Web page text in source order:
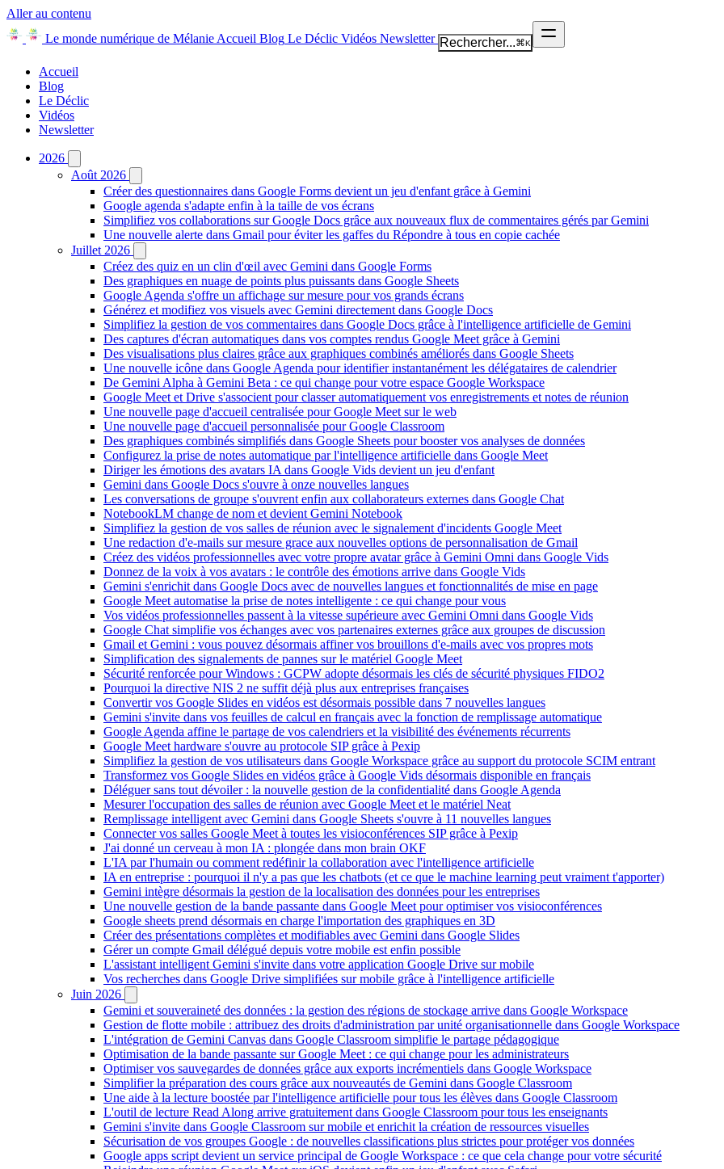
Aller au contenu
Le monde numérique de Mélanie Accueil Blog Le Déclic Vidéos Newsletter Rechercher...⌘K
Accueil
Blog
Le Déclic
Vidéos
Newsletter
2026
Août 2026
Créer des questionnaires dans Google Forms devient un jeu d'enfant grâce à Gemini
Google agenda s'adapte enfin à la taille de vos écrans
Simplifiez vos collaborations sur Google Docs grâce aux nouveaux flux de commentaires gérés par Gemini
Une nouvelle alerte dans Gmail pour éviter les gaffes du Répondre à tous en copie cachée
Juillet 2026
Créez des quiz en un clin d'œil avec Gemini dans Google Forms
Des graphiques en nuage de points plus puissants dans Google Sheets
Google Agenda s'offre un affichage sur mesure pour vos grands écrans
Générez et modifiez vos visuels avec Gemini directement dans Google Docs
Simplifiez la gestion de vos commentaires dans Google Docs grâce à l'intelligence artificielle de Gemini
Des captures d'écran automatiques dans vos comptes rendus Google Meet grâce à Gemini
Des visualisations plus claires grâce aux graphiques combinés améliorés dans Google Sheets
Une nouvelle icône dans Google Agenda pour identifier instantanément les délégataires de calendrier
De Gemini Alpha à Gemini Beta : ce qui change pour votre espace Google Workspace
Google Meet et Drive s'associent pour classer automatiquement vos enregistrements et notes de réunion
Une nouvelle page d'accueil centralisée pour Google Meet sur le web
Une nouvelle page d'accueil personnalisée pour Google Classroom
Des graphiques combinés simplifiés dans Google Sheets pour booster vos analyses de données
Configurez la prise de notes automatique par l'intelligence artificielle dans Google Meet
Diriger les émotions des avatars IA dans Google Vids devient un jeu d'enfant
Gemini dans Google Docs s'ouvre à onze nouvelles langues
Les conversations de groupe s'ouvrent enfin aux collaborateurs externes dans Google Chat
NotebookLM change de nom et devient Gemini Notebook
Simplifiez la gestion de vos salles de réunion avec le signalement d'incidents Google Meet
Une redaction d'e-mails sur mesure grace aux nouvelles options de personnalisation de Gmail
Créez des vidéos professionnelles avec votre propre avatar grâce à Gemini Omni dans Google Vids
Donnez de la voix à vos avatars : le contrôle des émotions arrive dans Google Vids
Gemini s'enrichit dans Google Docs avec de nouvelles langues et fonctionnalités de mise en page
Google Meet automatise la prise de notes intelligente : ce qui change pour vous
Vos vidéos professionnelles passent à la vitesse supérieure avec Gemini Omni dans Google Vids
Google Chat simplifie vos échanges avec vos partenaires externes grâce aux groupes de discussion
Gmail et Gemini : vous pouvez désormais affiner vos brouillons d'e-mails avec vos propres mots
Simplification des signalements de pannes sur le matériel Google Meet
Sécurité renforcée pour Windows : GCPW adopte désormais les clés de sécurité physiques FIDO2
Pourquoi la directive NIS 2 ne suffit déjà plus aux entreprises françaises
Convertir vos Google Slides en vidéos est désormais possible dans 7 nouvelles langues
Gemini s'invite dans vos feuilles de calcul en français avec la fonction de remplissage automatique
Google Agenda affine le partage de vos calendriers et la visibilité des événements récurrents
Google Meet hardware s'ouvre au protocole SIP grâce à Pexip
Simplifiez la gestion de vos utilisateurs dans Google Workspace grâce au support du protocole SCIM entrant
Transformez vos Google Slides en vidéos grâce à Google Vids désormais disponible en français
Déléguer sans tout dévoiler : la nouvelle gestion de la confidentialité dans Google Agenda
Mesurer l'occupation des salles de réunion avec Google Meet et le matériel Neat
Remplissage intelligent avec Gemini dans Google Sheets s'ouvre à 11 nouvelles langues
Connecter vos salles Google Meet à toutes les visioconférences SIP grâce à Pexip
J'ai donné un cerveau à mon IA : plongée dans mon brain OKF
L'IA par l'humain ou comment redéfinir la collaboration avec l'intelligence artificielle
IA en entreprise : pourquoi il n'y a pas que les chatbots (et ce que le machine learning peut vraiment t'apporter)
Gemini intègre désormais la gestion de la localisation des données pour les entreprises
Une nouvelle gestion de la bande passante dans Google Meet pour optimiser vos visioconférences
Google sheets prend désormais en charge l'importation des graphiques en 3D
Créer des présentations complètes et modifiables avec Gemini dans Google Slides
Gérer un compte Gmail délégué depuis votre mobile est enfin possible
L'assistant intelligent Gemini s'invite dans votre application Google Drive sur mobile
Vos recherches dans Google Drive simplifiées sur mobile grâce à l'intelligence artificielle
Juin 2026
Gemini et souveraineté des données : la gestion des régions de stockage arrive dans Google Workspace
Gestion de flotte mobile : attribuez des droits d'administration par unité organisationnelle dans Google Workspace
L'intégration de Gemini Canvas dans Google Classroom simplifie le partage pédagogique
Optimisation de la bande passante sur Google Meet : ce qui change pour les administrateurs
Optimiser vos sauvegardes de données grâce aux exports incrémentiels dans Google Workspace
Simplifier la préparation des cours grâce aux nouveautés de Gemini dans Google Classroom
Une aide à la lecture boostée par l'intelligence artificielle pour tous les élèves dans Google Classroom
L'outil de lecture Read Along arrive gratuitement dans Google Classroom pour tous les enseignants
Gemini s'invite dans Google Classroom sur mobile et enrichit la création de ressources visuelles
Sécurisation de vos groupes Google : de nouvelles classifications plus strictes pour protéger vos données
Google apps script devient un service principal de Google Workspace : ce que cela change pour votre sécurité